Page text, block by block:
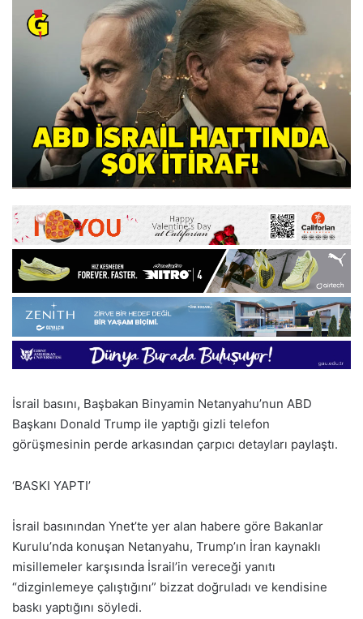
İsrail basını, Başbakan Binyamin Netanyahu’nun ABD
Başkanı Donald Trump ile yaptığı gizli telefon
görüşmesinin perde arkasından çarpıcı detayları paylaştı.
‘BASKI YAPTI’
İsrail basınından Ynet’te yer alan habere göre Bakanlar
Kurulu’nda konuşan Netanyahu, Trump’ın İran kaynaklı
misillemeler karşısında İsrail’in vereceği yanıtı
“dizginlemeye çalıştığını” bizzat doğruladı ve kendisine
baskı yaptığını söyledi.